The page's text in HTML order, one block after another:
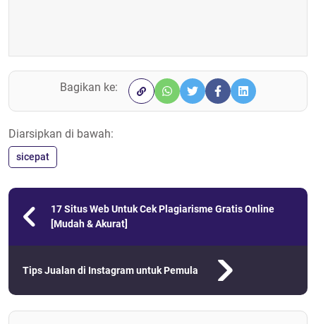
Bagikan ke:
Diarsipkan di bawah:
sicepat
17 Situs Web Untuk Cek Plagiarisme Gratis Online
[Mudah & Akurat]
Tips Jualan di Instagram untuk Pemula